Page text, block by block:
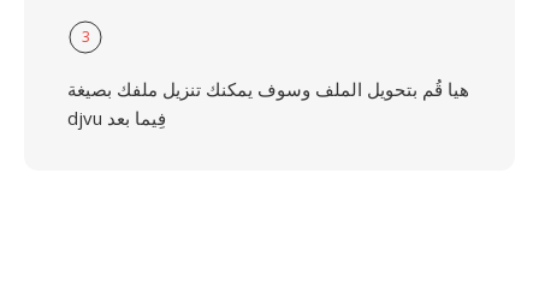
3
هيا قُم بتحويل الملف وسوف يمكنك تنزيل ملفك بصيغة
djvu فِيما بعد